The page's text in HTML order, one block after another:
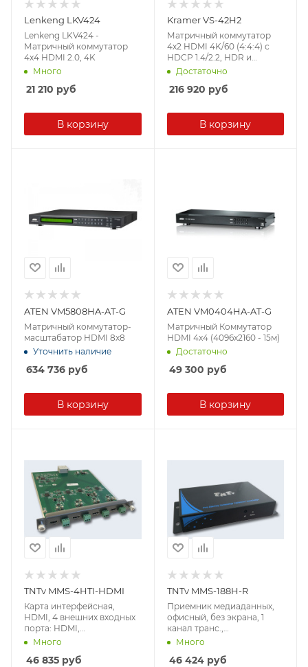
Lenkeng LKV424
Lenkeng LKV424 -
Матричный коммутатор
4x4 HDMI 2.0, 4K
Много
21 210 руб
В корзину
Kramer VS-42H2
Матричный коммутатор
4х2 HDMI 4K/60 (4:4:4) с
HDCP 1.4/2.2, HDR и
расширенным EDID,
МГц. Управление: «сухие»
Достаточно
216 920 руб
В корзину
ATEN VM5808HA-AT-G
Матричный коммутатор-
масштабатор HDMI 8x8
Уточнить наличие
634 736 руб
В корзину
ATEN VM0404HA-AT-G
Матричный Коммутатор
HDMI 4x4 (4096x2160 - 15м)
Достаточно
49 300 руб
В корзину
TNTv MMS-4HTI-HDMI
Карта интерфейсная,
HDMI, 4 внешних входных
порта: HDMI,
(интегрированный
видеоразрешений/scaler;д
Много
46 835 руб
TNTv MMS-188H-R
Приемник медиаданных,
офисный, без экрана, 1
канал транс.,
макс.разр.видео:1920x1080,
RAM, 4Gb Flash
Много
46 424руб